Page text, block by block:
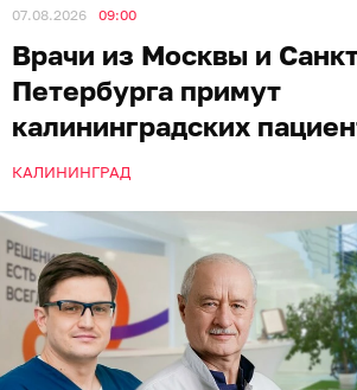
07.08.2026 09:00
Врачи из Москвы и
Петербурга примут
калининградских
КАЛИНИНГРАД